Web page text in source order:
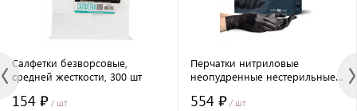
Салфетки безворсовые,
средней жесткости, 300 шт
154 ₽ / шт
Перчатки нитриловые
неопудренные нестерильные
размер M
554 ₽ / шт